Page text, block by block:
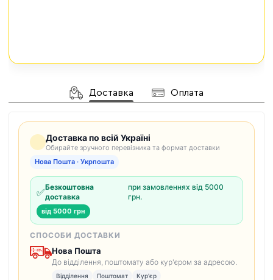
Доставка Оплата
Доставка по всій Україні
Обирайте зручного перевізника та формат доставки
Нова Пошта · Укрпошта
✅Безкоштовна
доставка
при замовленнях від 5000
грн.
від 5000 грн
СПОСОБИ ДОСТАВКИ
Нова Пошта
До відділення, поштомату або кур'єром за адресою.
Відділення Поштомат Кур'єр